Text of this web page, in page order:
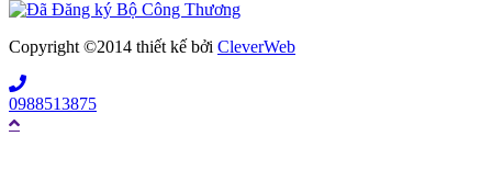
Copyright ©2014 thiết kế bởi CleverWeb
0988513875